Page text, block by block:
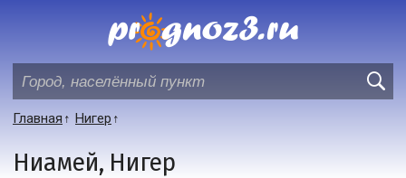
Главная Нигер
Ниамей, Нигер